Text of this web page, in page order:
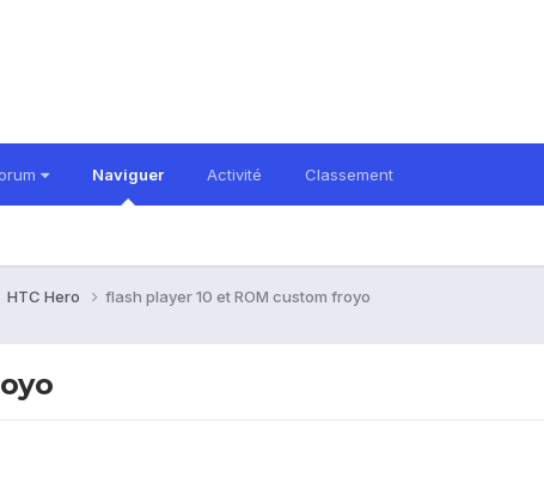
Naviguer Activité Classement
HTC Hero flash player 10 et ROM custom froyo